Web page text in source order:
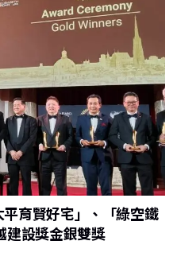
育賢好宅」、「綠空鐵
建設獎金銀雙獎